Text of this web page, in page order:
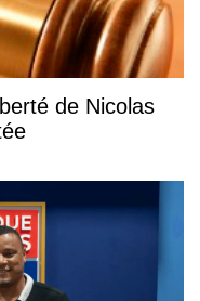
de Nicolas